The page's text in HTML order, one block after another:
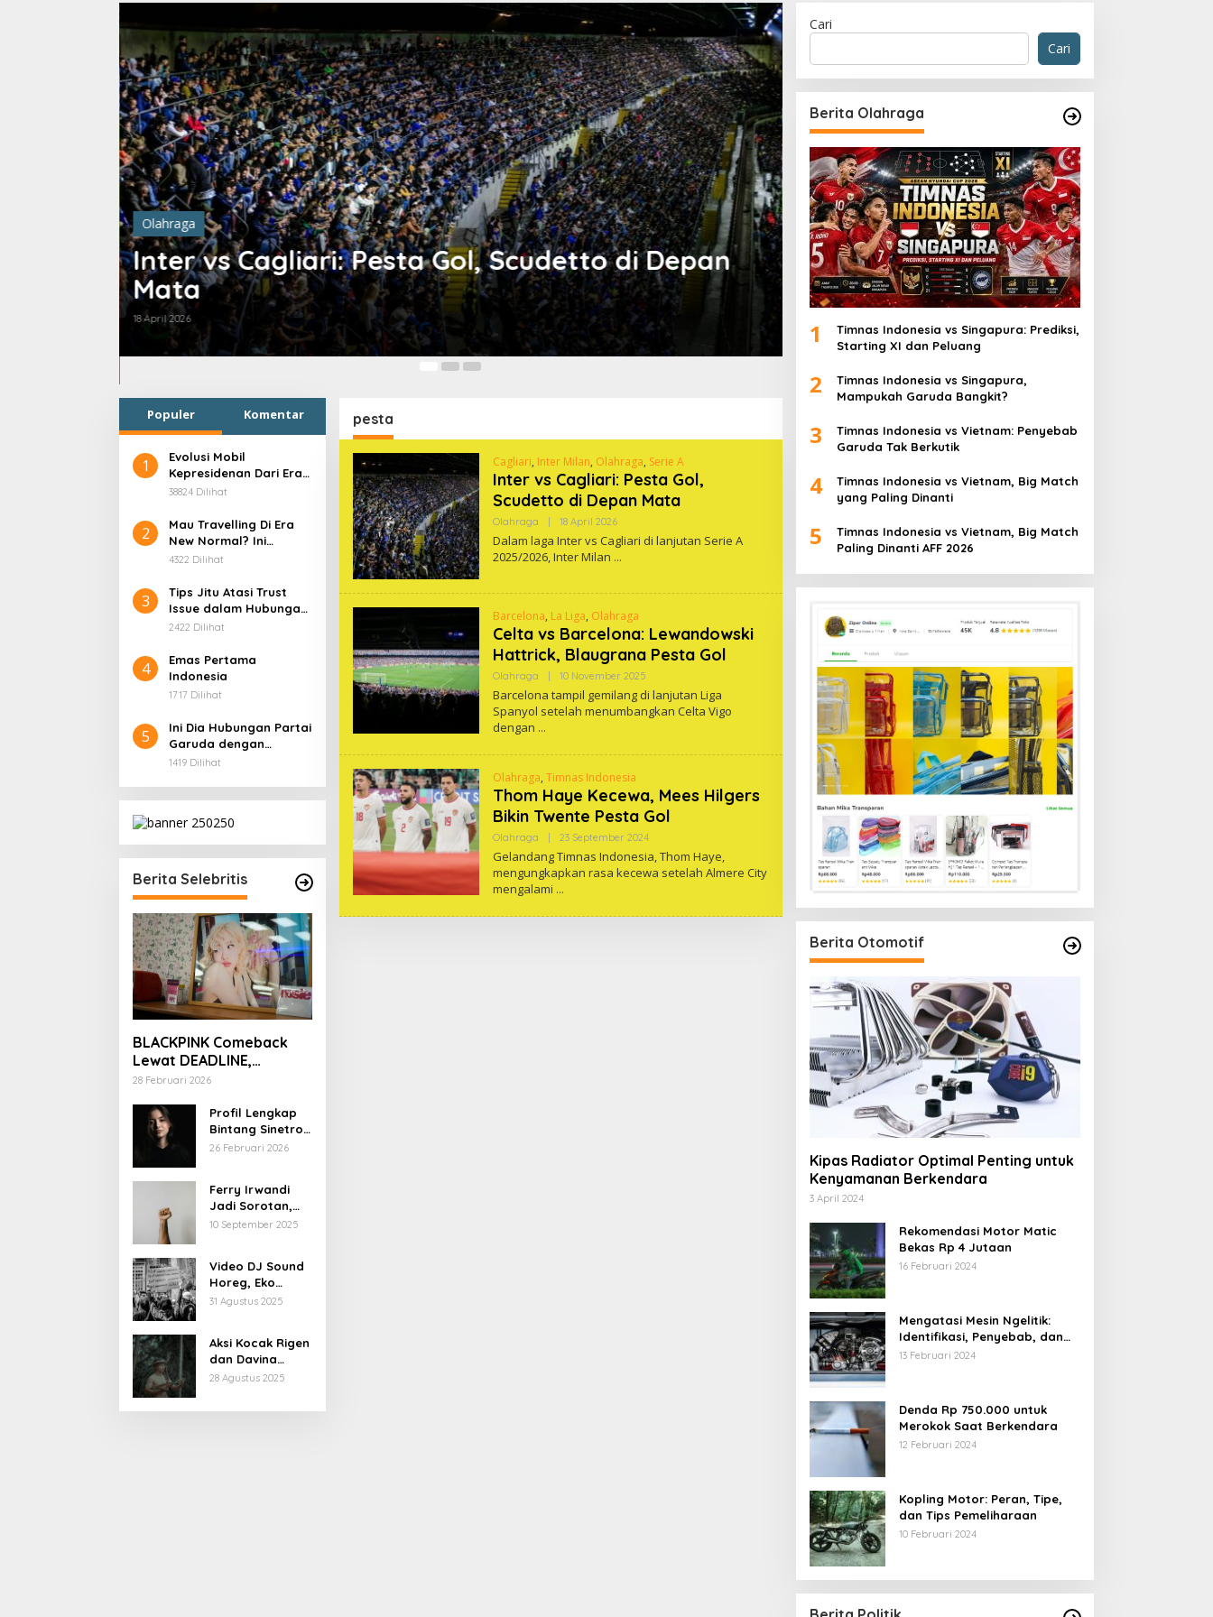
Olahraga
Inter vs Cagliari: Pesta Gol, Scudetto di Depan
Mata
18 April 2026
Olahraga
Celta vs Barcelona:
Blaugrana Pesta Gol
Populer Komentar
1
Evolusi Mobil
Kepresidenan Dari Era
Soekarno
38824 Dilihat
2
Mau Travelling Di Era
New Normal? Ini
Beberapa Hal Yang
Persiapkan!
4322 Dilihat
3
Tips Jitu Atasi Trust
Issue dalam Hubungan,
Dijamin Ampuh!
2422 Dilihat
4
Emas Pertama
Indonesia
1717 Dilihat
5
Ini Dia Hubungan Partai
Garuda dengan
Gerindra
1419 Dilihat
Berita Selebritis
BLACKPINK Comeback
Lewat DEADLINE,
YouTube Tembus 100
28 Februari 2026
Profil Lengkap
Bintang Sinetron
Mencintai Ipar
26 Februari 2026
Ferry Irwandi
Jadi Sorotan,
Begini Latar
10 September 2025
Video DJ Sound
Horeg, Eko
Patrio Buka
31 Agustus 2025
Aksi Kocak Rigen
dan Davina
Karamoy di Film
28 Agustus 2025
pesta
Cagliari, Inter Milan, Olahraga, Serie A
Inter vs Cagliari: Pesta Gol,
Scudetto di Depan Mata
Olahraga 18 April 2026Oleh
Dalam laga Inter vs Cagliari di lanjutan Serie A
2025/2026, Inter Milan
Barcelona, La Liga, Olahraga
Celta vs Barcelona: Lewandowski
Hattrick, Blaugrana Pesta Gol
Olahraga 10 November 2025Oleh
Barcelona tampil gemilang di lanjutan Liga
Spanyol setelah menumbangkan Celta Vigo
dengan
Olahraga, Timnas Indonesia
Thom Haye Kecewa, Mees Hilgers
Bikin Twente Pesta Gol
Olahraga 23 September 2024Oleh
Gelandang Timnas Indonesia, Thom Haye,
mengungkapkan rasa kecewa setelah Almere City
mengalami
Cari
Cari
Berita Olahraga
1
Timnas Indonesia vs Singapura: Prediksi,
Starting XI dan Peluang
2
Timnas Indonesia vs Singapura,
Mampukah Garuda Bangkit?
3
Timnas Indonesia vs Vietnam: Penyebab
Garuda Tak Berkutik
4
Timnas Indonesia vs Vietnam, Big Match
yang Paling Dinanti
5
Timnas Indonesia vs Vietnam, Big Match
Paling Dinanti AFF 2026
Berita Otomotif
Kipas Radiator Optimal Penting untuk
Kenyamanan Berkendara
3 April 2024
Rekomendasi Motor Matic
Bekas Rp 4 Jutaan
16 Februari 2024
Mengatasi Mesin Ngelitik:
Identifikasi, Penyebab, dan
Solusi
13 Februari 2024
Denda Rp 750.000 untuk
Merokok Saat Berkendara
12 Februari 2024
Kopling Motor: Peran, Tipe,
dan Tips Pemeliharaan
10 Februari 2024